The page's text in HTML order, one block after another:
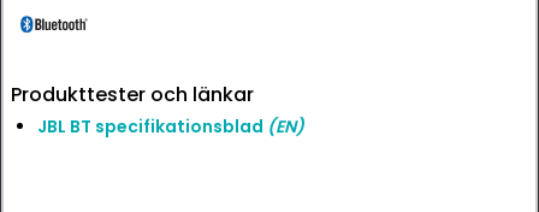
Produkttester och länkar
JBL BT specifikationsblad (EN)